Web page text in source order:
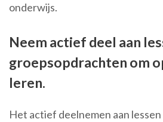
onderwijs.
Neem actief deel aan
groepsopdrachten om
leren.
Het actief deelnemen aan lessen